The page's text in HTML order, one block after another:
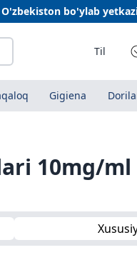
O'zbekiston bo'ylab
Til
Gigiena
10mg/